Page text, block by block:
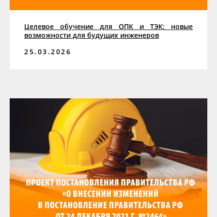
Целевое обучение для ОПК и ТЭК: новые
возможности для будущих инженеров
25.03.2026